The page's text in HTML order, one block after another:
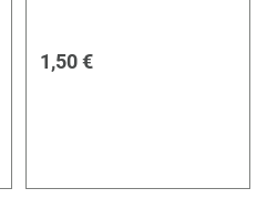
1,50 €